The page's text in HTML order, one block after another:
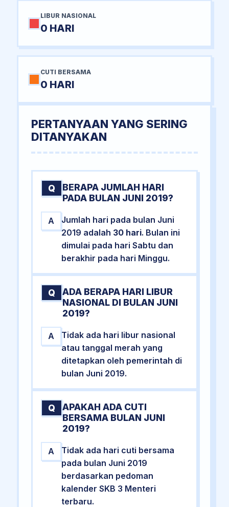
LIBUR NASIONAL
0 HARI
CUTI BERSAMA
0 HARI
PERTANYAAN YANG SERING
DITANYAKAN
Q
BERAPA JUMLAH HARI
PADA BULAN JUNI 2019?
A
Jumlah hari pada bulan Juni
2019 adalah 30 hari. Bulan ini
dimulai pada hari Sabtu dan
berakhir pada hari Minggu.
Q
ADA BERAPA HARI LIBUR
NASIONAL DI BULAN JUNI
2019?
A
Tidak ada hari libur nasional
atau tanggal merah yang
ditetapkan oleh pemerintah di
bulan Juni 2019.
Q
APAKAH ADA CUTI
BERSAMA BULAN JUNI
2019?
A
Tidak ada hari cuti bersama
pada bulan Juni 2019
berdasarkan pedoman
kalender SKB 3 Menteri
terbaru.